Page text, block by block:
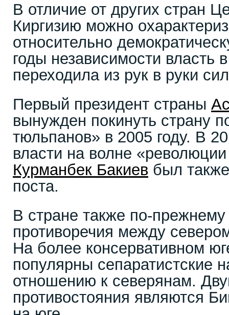
В отличие от других стран
Киргизию можно
относительно
годы независимости власть
переходила из рук в руки
Первый президент страны
вынужден покинуть страну
тюльпанов» в 2005 году. В
власти на волне
Курманбек Бакиев был
поста.
В стране также по-
противоречия между
На более консервативном
популярны сепаратистские
отношению к северянам.
противостояния являются